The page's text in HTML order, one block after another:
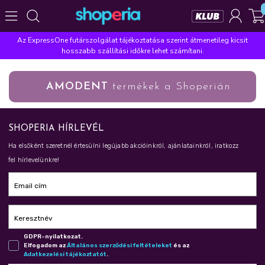
Népszerű kategóriák
Szépségápolás Élelmiszer Mosás Mosogatás
Takarítás Baba-mama Háztartás
Pampers Lenor
Népszerű keresések
Az ExpressOne futárszolgálat tájékoztatása szerint átmenetileg kicsit
hosszabb szállítási időkre lehet számítani.
AMODENT termékek a Shoperián
SHOPERIA HÍRLEVÉL
Ha elsőként szeretnél értesülni legújabb akcióinkról, ajánlatainkról, iratkozz
fel hírlevelünkre!
Email cím
Keresztnév
GDPR-nyilatkozat.
Elfogadom azÁl­ta­lá­nos szer­ző­dé­si fel­té­te­le­ket és az
Adat­ke­ze­lé­si tá­jé­koz­ta­tót.